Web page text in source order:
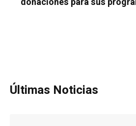
Últimas Noticias